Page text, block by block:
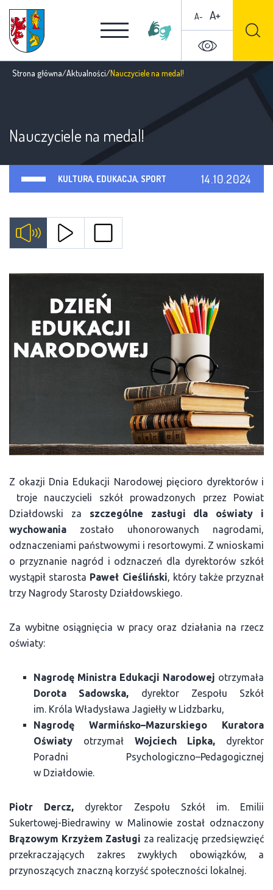
A- A+
Strona główna/Aktualności/Nauczyciele na medal!
Nauczyciele na medal!
KULTURA, EDUKACJA, SPORT 14.10.2024
Z okazji Dnia Edukacji Narodowej pięcioro dyrektorów i
troje nauczycieli szkół prowadzonych przez Powiat
Działdowski za
szczególne zasługi dla oświaty i
wychowania zostało uhonorowanych nagrodami,
odznaczeniami państwowymi i resortowymi. Z wnioskami
o przyznanie nagród i odznaczeń dla dyrektorów szkół
wystąpił starosta Paweł Cieśliński, który także przyznał
trzy Nagrody Starosty Działdowskiego.
Za wybitne osiągnięcia w pracy oraz działania na rzecz
oświaty:
Nagrodę Ministra Edukacji Narodowej otrzymała
Dorota Sadowska, dyrektor Zespołu Szkół
im. Króla Władysława Jagiełły w Lidzbarku,
Nagrodę Warmińsko–Mazurskiego Kuratora
Oświaty otrzymał Wojciech Lipka, dyrektor
Poradni Psychologiczno–Pedagogicznej
w Działdowie.
Piotr Dercz, dyrektor Zespołu Szkół im. Emilii
Sukertowej-Biedrawiny w Malinowie został odznaczony
Brązowym Krzyżem Zasługi za realizację przedsięwzięć
przekraczających zakres zwykłych obowiązków, a
przynoszących znaczną korzyść społeczności lokalnej.